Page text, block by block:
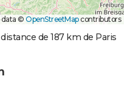
data ©OpenStreetMapcontributors
de 187 km de Paris